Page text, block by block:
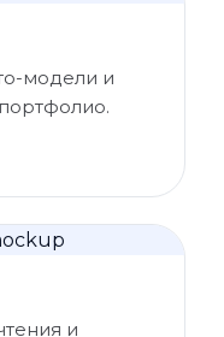
модели и
и